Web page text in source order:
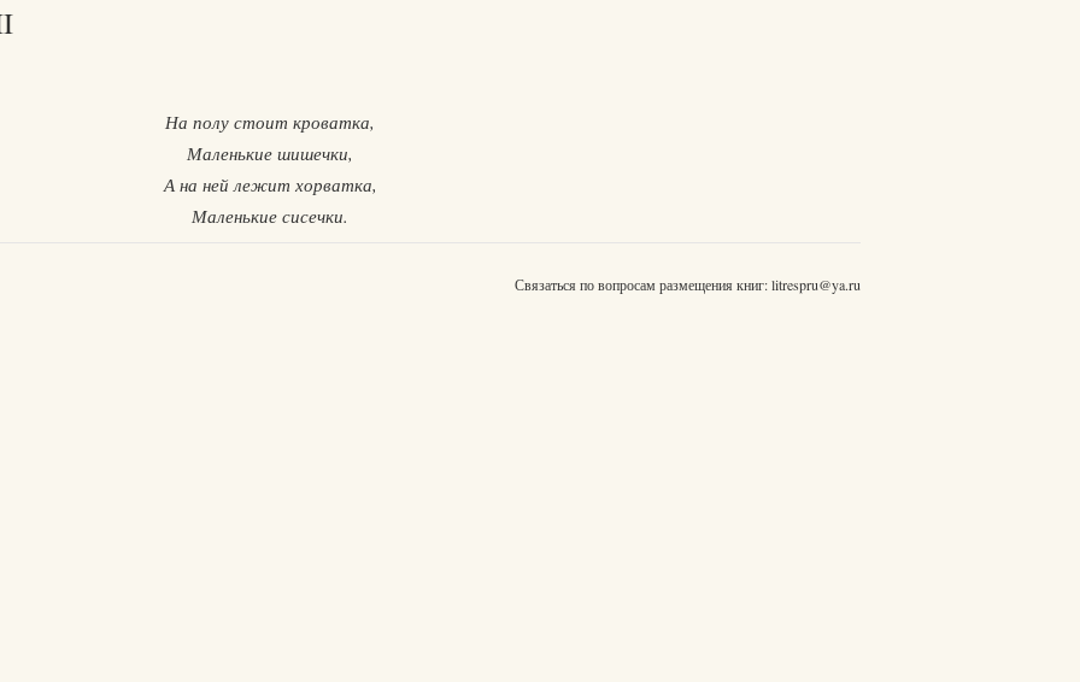
На полу стоит кроватка,
Маленькие шишечки,
А на ней лежит хорватка,
Маленькие сисечки.
Связаться по вопросам размещения книг:litrespru@ya.ru